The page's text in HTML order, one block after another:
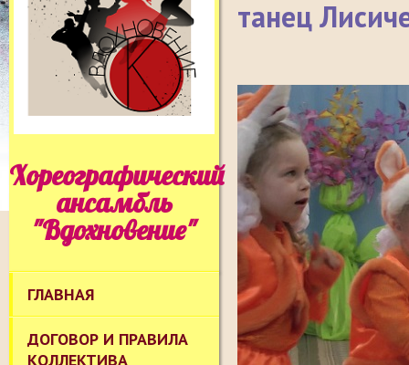
Хореографический
ансамбль
"Вдохновение"
ГЛАВНАЯ
ДОГОВОР И ПРАВИЛА
КОЛЛЕКТИВА
танец